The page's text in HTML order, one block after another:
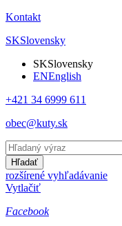
Kontakt
SKSlovensky
SKSlovensky
ENEnglish
+421 34 6999 611
obec@kuty.sk
Hľadať
rozšírené vyhľadávanie
Vytlačiť
Facebook